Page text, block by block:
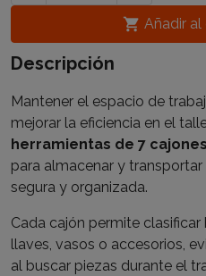
 Añadir al
Descripción
Mantener el espacio de
mejorar la eficiencia en el
herramientas de 7 cajones
para almacenar y
segura y organizada.
Cada cajón permite clasificar
llaves, vasos o accesorios,
al buscar piezas durante el